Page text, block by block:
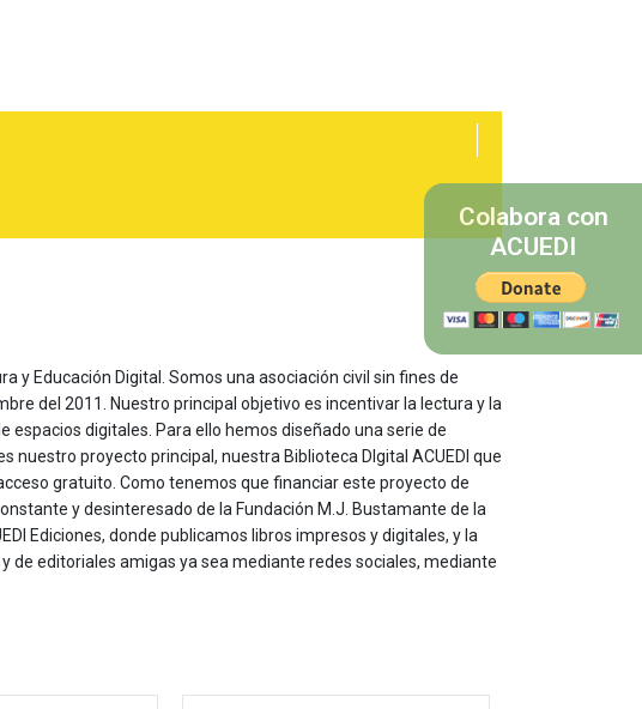
y Educación Digital. Somos una asociación civil sin fines de
del 2011. Nuestro principal objetivo es incentivar la lectura y la
digitales. Para ello hemos diseñado una serie de
nuestro proyecto principal, nuestra Biblioteca DIgital ACUEDI que
gratuito. Como tenemos que financiar este proyecto de
y desinteresado de la Fundación M.J. Bustamante de la
Ediciones, donde publicamos libros impresos y digitales, y la
de editoriales amigas ya sea mediante redes sociales, mediante
Colabora con
ACUEDI